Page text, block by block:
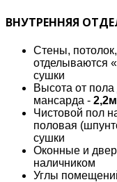
ВНУТРЕННЯЯ
Стены,
отделываются «
сушки
Высота от пола
мансарда - 2,2м
Чистовой пол
половая
сушки
Оконные и
наличником
Углы